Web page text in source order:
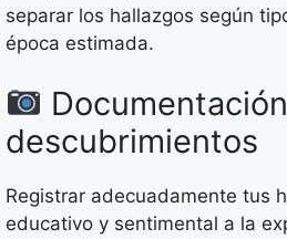
separar los hallazgos según
época estimada.
descubrimientos
Registrar adecuadamente tus
educativo y sentimental a la